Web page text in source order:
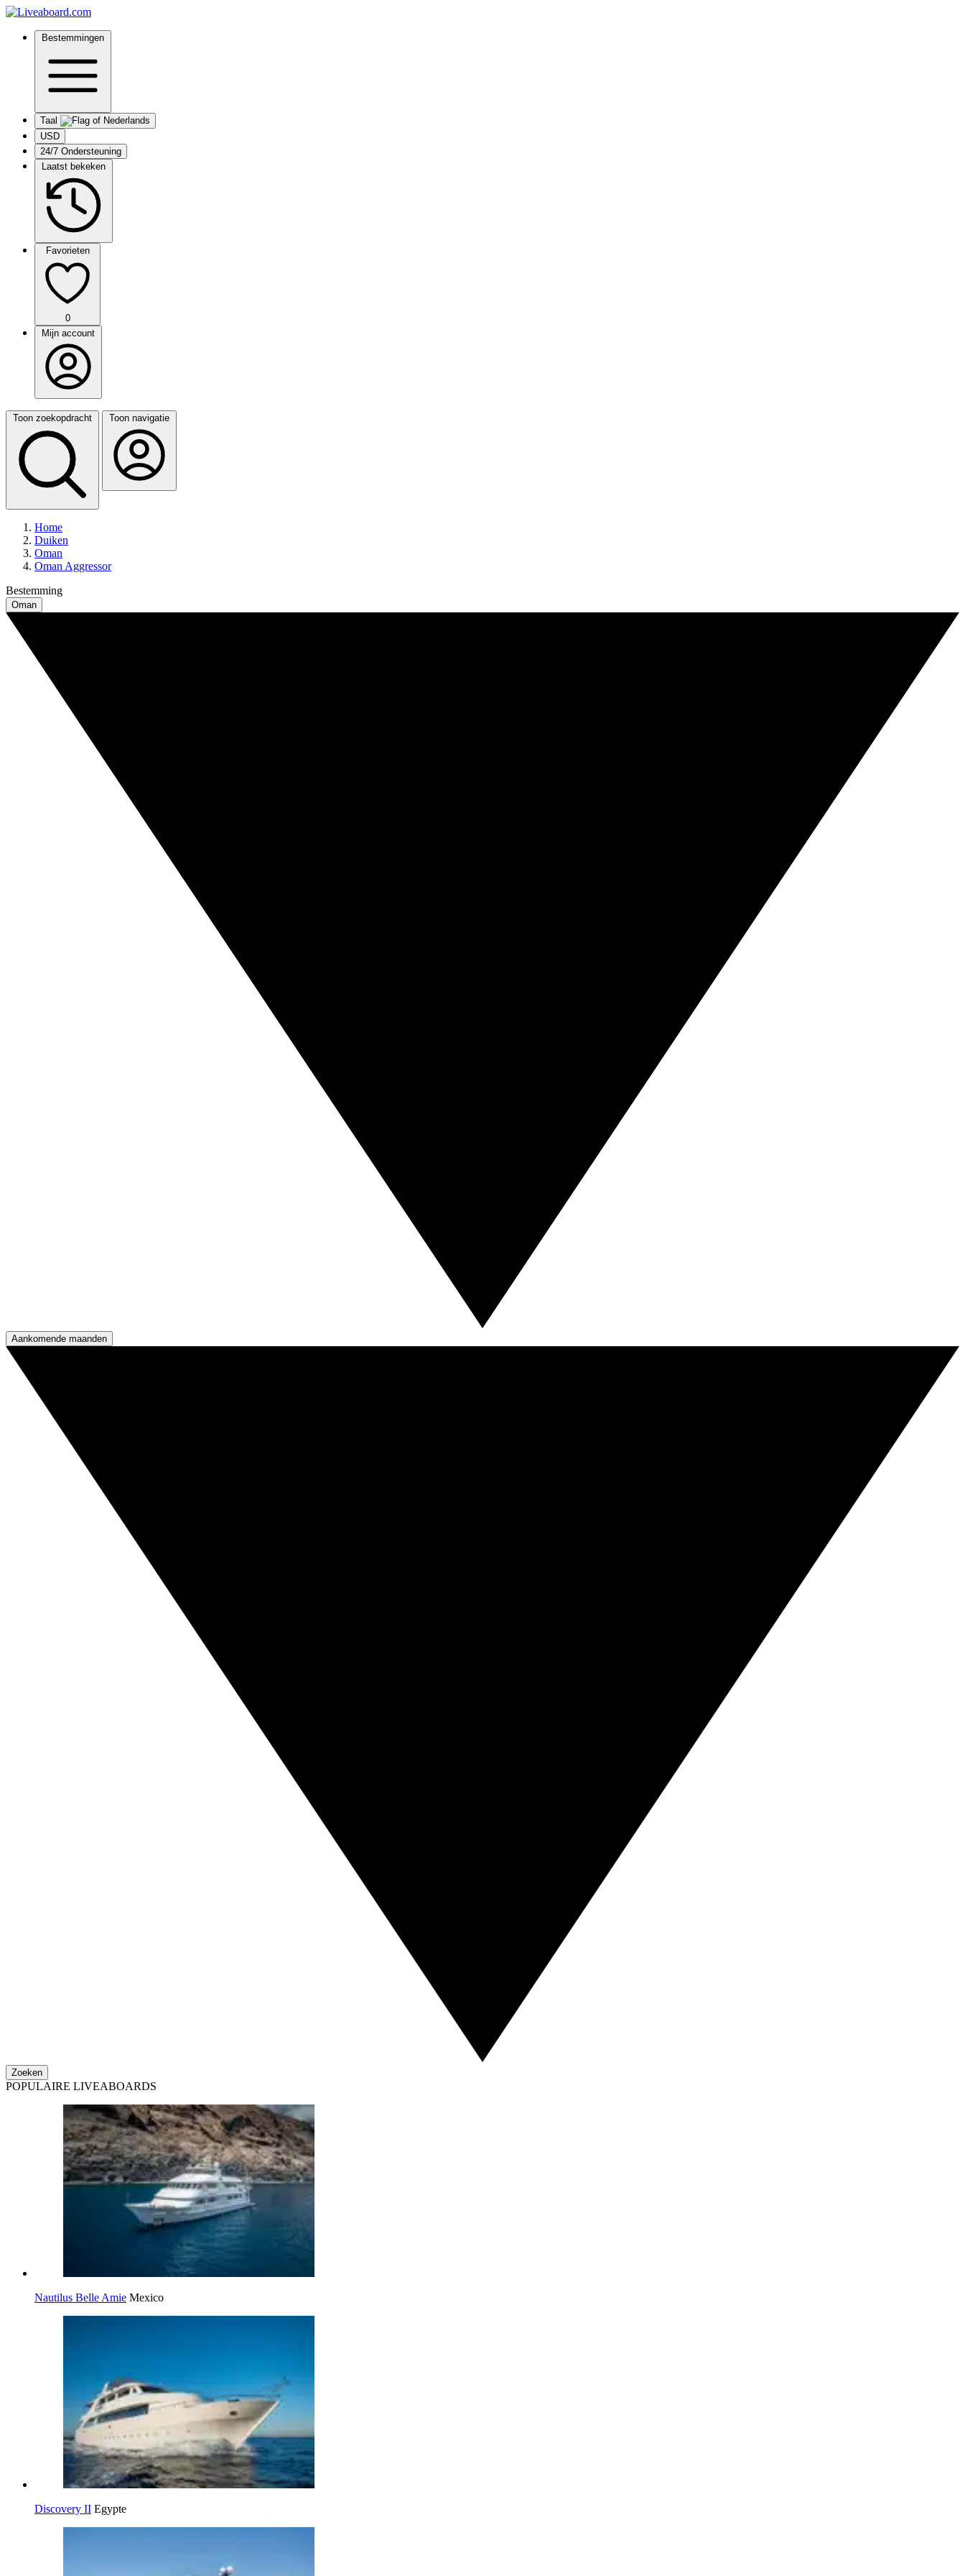
Bestemmingen
Taal
USD
24/7 Ondersteuning
Laatst bekeken
Favorieten
0
Mijn account
Toon zoekopdracht Toon navigatie
Home
Duiken
Oman
Oman Aggressor
Bestemming
Oman
Aankomende maanden
Zoeken
POPULAIRE LIVEABOARDS
Nautilus Belle Amie Mexico
Discovery II Egypte